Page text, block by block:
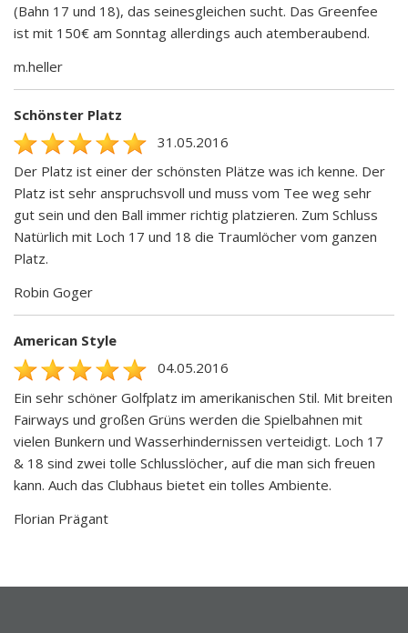
(Bahn 17 und 18), das seinesgleichen sucht. Das Greenfee
ist mit 150€ am Sonntag allerdings auch atemberaubend.
m.heller
Schönster Platz
31.05.2016
Der Platz ist einer der schönsten Plätze was ich kenne. Der
Platz ist sehr anspruchsvoll und muss vom Tee weg sehr
gut sein und den Ball immer richtig platzieren. Zum Schluss
Natürlich mit Loch 17 und 18 die Traumlöcher vom ganzen
Platz.
Robin Goger
American Style
04.05.2016
Ein sehr schöner Golfplatz im amerikanischen Stil. Mit breiten
Fairways und großen Grüns werden die Spielbahnen mit
vielen Bunkern und Wasserhindernissen verteidigt. Loch 17
& 18 sind zwei tolle Schlusslöcher, auf die man sich freuen
kann. Auch das Clubhaus bietet ein tolles Ambiente.
Florian Prägant